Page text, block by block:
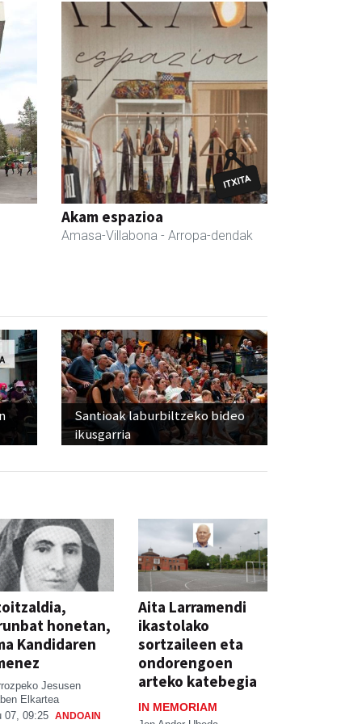
Akam espazioa
Amasa-Villabona - Arropa-dendak
Santioak laburbiltzeko bideo
ikusgarria
honetan,
Kandidaren
Jesusen
Elkartea
07, 09:25 ANDOAIN
Aita Larramendi
ikastolako
sortzaileen eta
ondorengoen
arteko katebegia
IN MEMORIAM